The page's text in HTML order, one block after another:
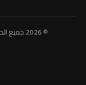
© 2026 جميع الحقوق محفوظة لـ